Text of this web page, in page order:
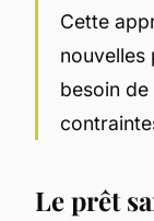
Cette
nouvelles
besoin
Le prêt